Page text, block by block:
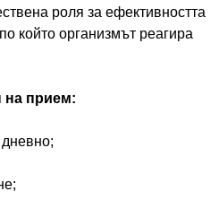
роля за ефективността
който организмът реагира
на прием: